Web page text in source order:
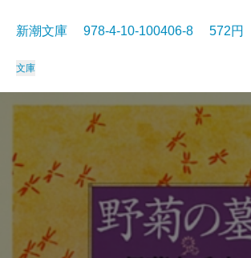
新潮文庫 978-4-10-100406-8 572円
文庫